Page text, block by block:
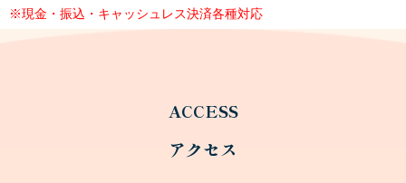
※現金・振込・キャッシュレス決済各種対応
ACCESS
アクセス